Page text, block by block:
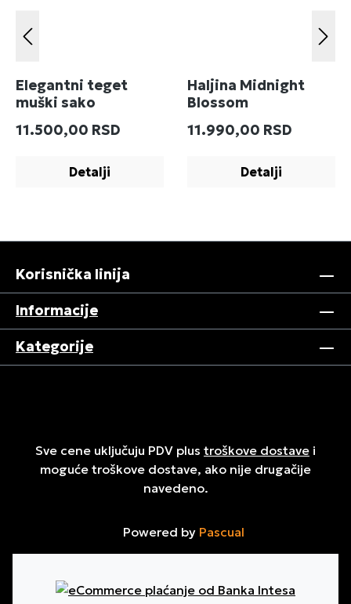
Elegantni teget
muški sako
Redovna cena:
11.500,00 RSD
Detalji
Haljina Midnight
Blossom
Redovna cena:
11.990,00 RSD
Detalji
Korisnička linija
Informacije
Kategorije
Sve cene uključuju PDV plus troškove dostave i
moguće troškove dostave, ako nije drugačije
navedeno.
Powered by Pascual